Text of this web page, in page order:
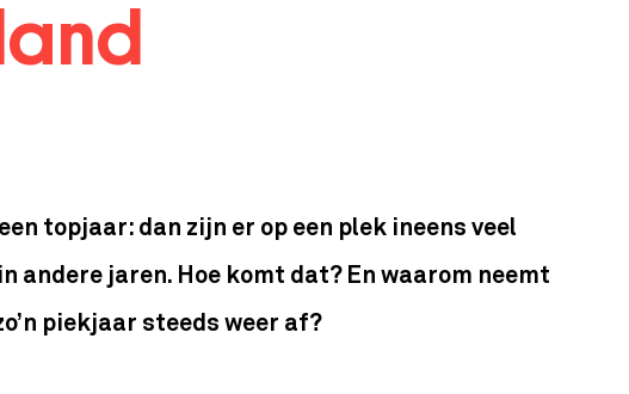
topjaar: dan zijn er op een plek ineens veel
andere jaren. Hoe komt dat? En waarom neemt
piekjaar steeds weer af?